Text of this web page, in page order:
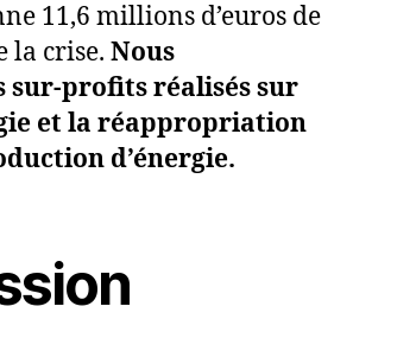
11,6 millions d’euros de
la crise. Nous
sur-profits réalisés sur
et la réappropriation
d’énergie.